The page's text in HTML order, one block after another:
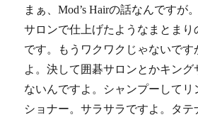
まぁ、Mod’s Hairの話なんですが
サロンで仕上げたようなまとまり
です。もうワクワクじゃないです
よ。決して囲碁サロンとかキング
ないんですよ。シャンプーしてリ
ショナー。サラサラですよ。タテ